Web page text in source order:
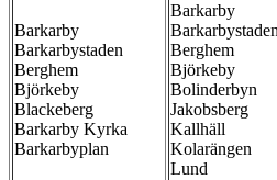
Barkarby
Barkarbystaden
Berghem
Björkeby
Blackeberg
Barkarby Kyrka
Barkarbyplan
Barkarby
Barkarbystaden
Berghem
Björkeby
Bolinderbyn
Jakobsberg
Kallhäll
Kolarängen
Lund